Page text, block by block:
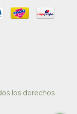
los derechos